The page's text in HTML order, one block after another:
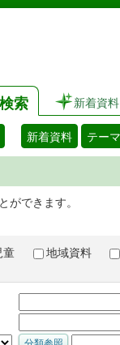
索 新着資料
新着資料 テー
ができます。
童
地域資料